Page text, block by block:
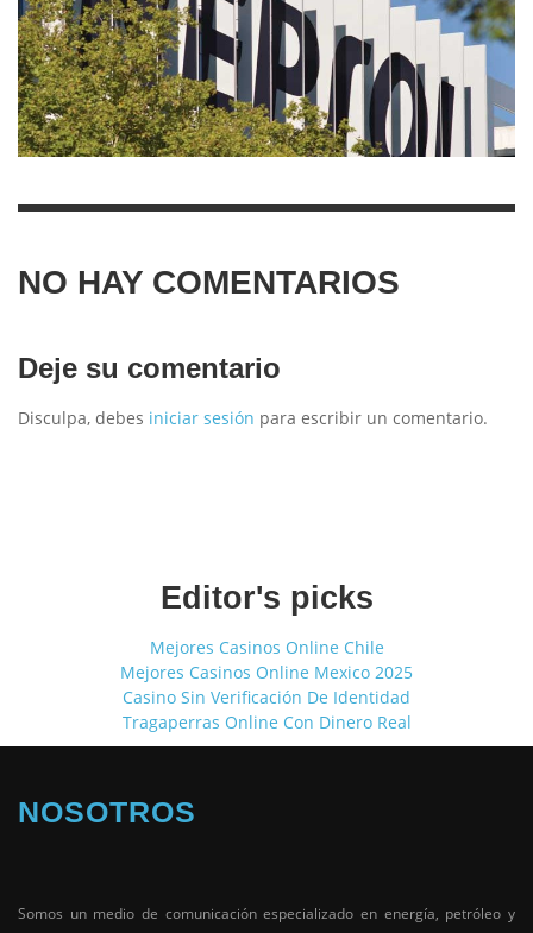
NO HAY COMENTARIOS
Deje su comentario
Disculpa, debes iniciar sesión para escribir un comentario.
Editor's picks
Mejores Casinos Online Chile
Mejores Casinos Online Mexico 2025
Casino Sin Verificación De Identidad
Tragaperras Online Con Dinero Real
NOSOTROS
Somos un medio de comunicación especializado en energía, petróleo y